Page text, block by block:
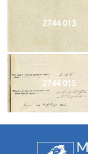
2744 013
2744 015